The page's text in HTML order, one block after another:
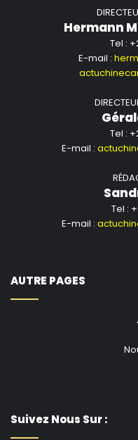
Hermann
Tel :
E-mail :
Tel :
E-mail :
Tel :
E-mail :
AUTRE PAGES
Suivez Nous Sur :